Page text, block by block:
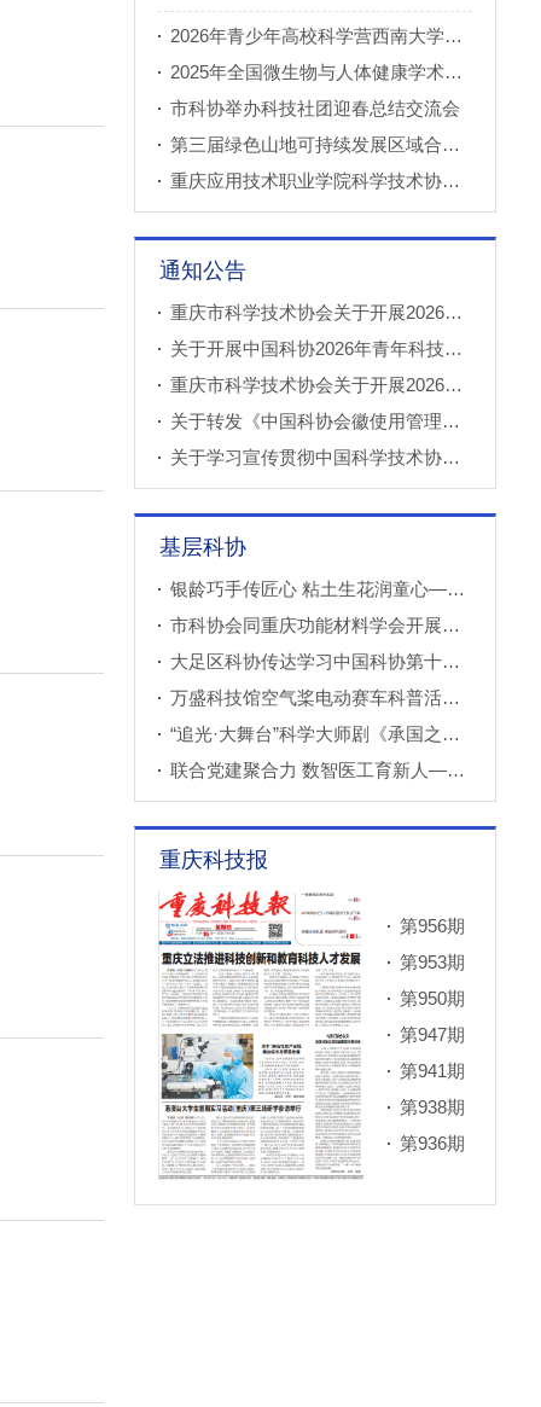
2026年青少年高校科学营西南大学分营正式开营
2025年全国微生物与人体健康学术论坛在重庆召开
市科协举办科技社团迎春总结交流会
第三届绿色山地可持续发展区域合作国际论坛成功举办
重庆应用技术职业学院科学技术协会正式成立
通知公告
重庆市科学技术协会关于开展2026年科普创新实验室建设项目申报工作的通知
关于开展中国科协2026年青年科技人才培育工程工程师专项计划推荐工作的通知
重庆市科学技术协会关于开展2026年科技小院申报推荐工作的通知
关于转发《中国科协会徽使用管理规定》的通知
关于学习宣传贯彻中国科学技术协会第十一次全国代表大会精神的通知
基层科协
银龄巧手传匠心 粘土生花润童心——万盛经开区老科协走进建设社区开展创意粘土手工课
市科协会同重庆功能材料学会开展调研
大足区科协传达学习中国科协第十一次全国代表大会精神
万盛科技馆空气桨电动赛车科普活动进社区
“追光·大舞台”科学大师剧《承国之书》云阳、巫溪巡演成功
联合党建聚合力 数智医工育新人——重庆西部数智医疗研究院开展庆“七一”联合主题党（团）日暨正确政绩观专题学习交流活动
重庆科技报
第956期
第953期
第950期
第947期
第941期
第938期
第936期